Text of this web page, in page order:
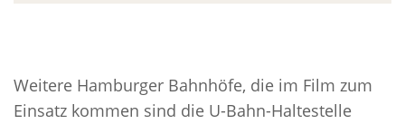
Weitere Hamburger Bahnhöfe, die im Film zum
Einsatz kommen sind die U-Bahn-Haltestelle